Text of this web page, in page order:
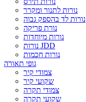
נורות לתנור ומקרר
נורות לד בהספק גבוה
נורת פריקה
נורות מיוחדות
נורות JDD
נורות חכמות
גופי תאורה
צמודי קיר
שקועי קיר
צמודי תקרה
שקועי תקרה